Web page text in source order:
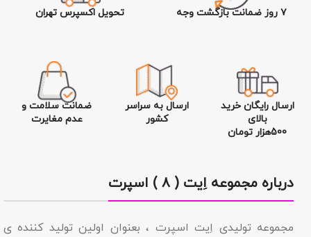
۷ روز ضمانت بازگشت وجه تحویل اکسپرس تهران
ارسال رایگان خرید
بالای
500هزار تومان
ارسال به سراسر
کشور
ضمانت سلامت و
عدم مغایرت
درباره مجموعه اِیت ( ۸ ) اسپرت
مجموعه تولیدى اِیت اسپرت ، بعنوان اولین تولید کننده ی